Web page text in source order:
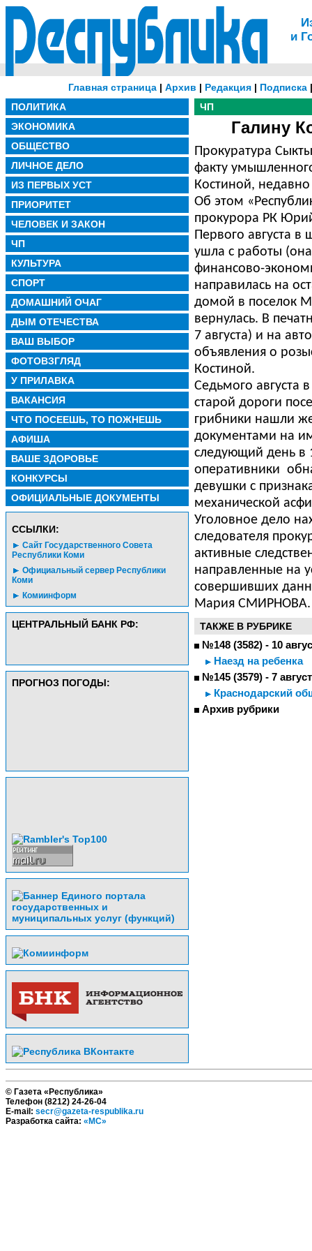
и
Главная страница | Архив | Редакция | Подписка
ПОЛИТИКА
ЭКОНОМИКА
ОБЩЕСТВО
ЛИЧНОЕ ДЕЛО
ИЗ ПЕРВЫХ УСТ
ПРИОРИТЕТ
ЧЕЛОВЕК И ЗАКОН
ЧП
КУЛЬТУРА
СПОРТ
ДОМАШНИЙ ОЧАГ
ДЫМ ОТЕЧЕСТВА
ВАШ ВЫБОР
ФОТОВЗГЛЯД
У ПРИЛАВКА
ВАКАНСИЯ
ЧТО ПОСЕЕШЬ, ТО ПОЖНЕШЬ
АФИША
ВАШЕ ЗДОРОВЬЕ
КОНКУРСЫ
ОФИЦИАЛЬНЫЕ ДОКУМЕНТЫ
CСЫЛКИ:
Сайт Государственного Совета
Республики Коми
Официальный сервер Республики
Коми
Комиинформ
ЦЕНТРАЛЬНЫЙ БАНК РФ:
ПРОГНОЗ ПОГОДЫ:
ЧП
Галину
Прокуратура
факту
Костиной,
Об этом
прокурора РК
Первого августа в
ушла с работы
финансово-
направилась на
домой в поселок
вернулась. В
7 августа) и на
объявления о
Костиной.
Седьмого августа
старой дороги
грибники нашли
документами на
следующий день в
оперативники
девушки с
механической
Уголовное дело
следователя
активные
направленные на
совершивших
Мария СМИРНОВА.
ТАКЖЕ В РУБРИКЕ
№148 (3582) - 10
Наезд на ребенка
№145 (3579) - 7
Краснодарский
Архив рубрики
© Газета «Республика»
Телефон (8212) 24-26-04
E-mail: secr@gazeta-respublika.ru
Разработка сайта: «МС»